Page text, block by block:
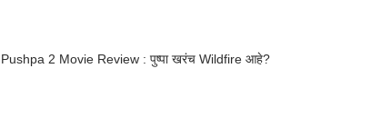
Pushpa 2 Movie Review : पुष्पा खरंच Wildfire आहे?